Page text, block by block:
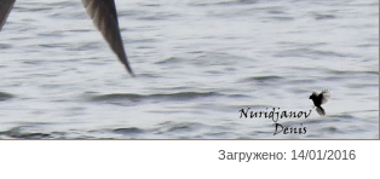
Загружено: 14/01/2016